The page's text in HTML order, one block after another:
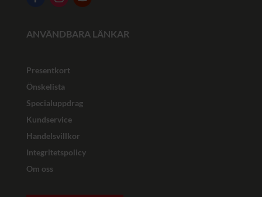
ANVÄNDBARA LÄNKAR
Presentkort
Önskelista
Specialuppdrag
Kundservice
Handelsvillkor
Integritetspolicy
Om oss